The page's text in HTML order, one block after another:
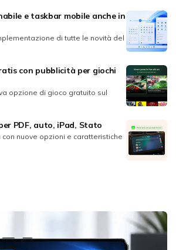
e taskbar mobile anche in
di tutte le novità del
con pubblicità per giochi
opzione di gioco gratuito sul
PDF, auto, iPad, Stato
nuove opzioni e caratteristiche